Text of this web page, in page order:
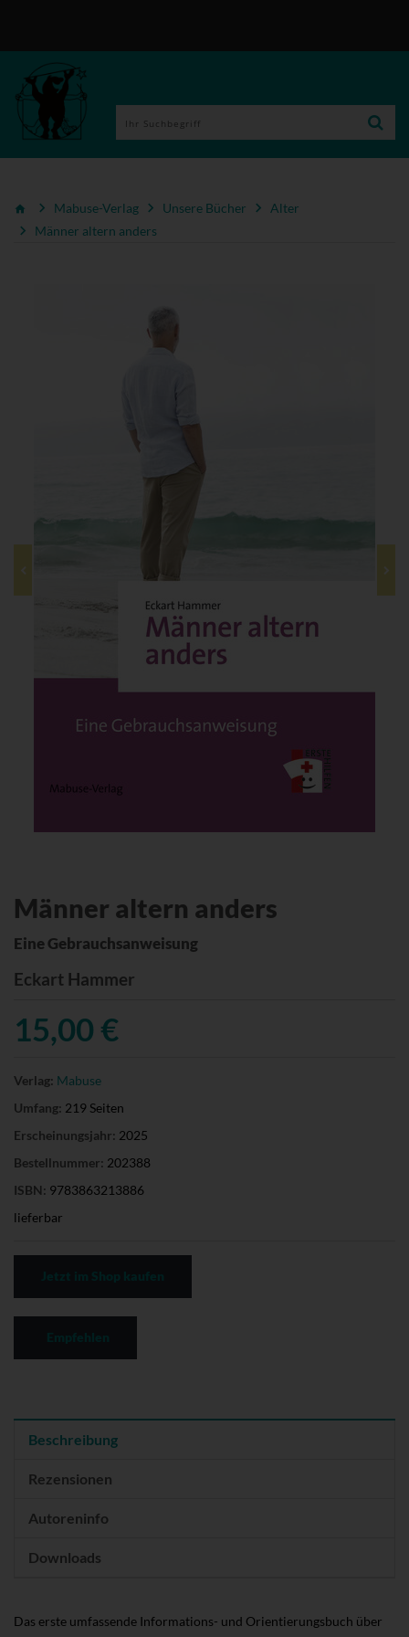
Mabuse-Verlag Unsere Bücher
Alter
Männer altern anders
Männer altern anders
Eine Gebrauchsanweisung
Eckart Hammer
15,00 €
Verlag: Mabuse
Umfang: 219 Seiten
Erscheinungsjahr: 2025
Bestellnummer: 202388
ISBN: 9783863213886
lieferbar
Beschreibung
Rezensionen
Autoreninfo
Downloads
Das erste umfassende Informations- und Orientierungsbuch über